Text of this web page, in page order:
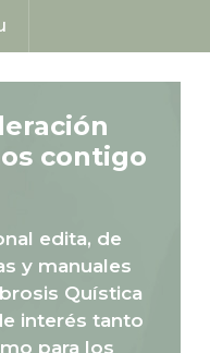
contigo
edita, de
y manuales
Quística
interés tanto
para los